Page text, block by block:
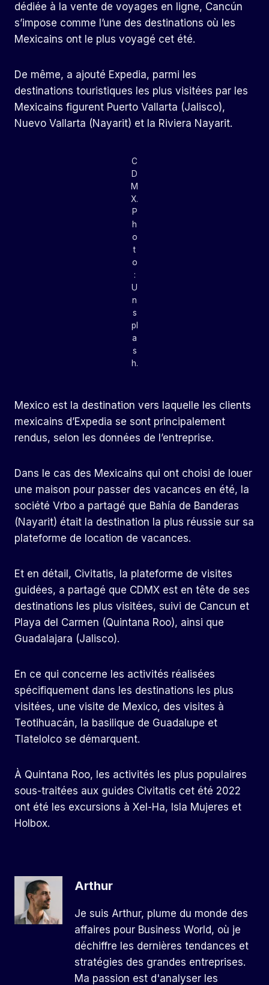
dédiée à la vente de voyages en ligne, Cancún
s’impose comme l’une des destinations où les
Mexicains ont le plus voyagé cet été.
De même, a ajouté Expedia, parmi les
destinations touristiques les plus visitées par les
Mexicains figurent Puerto Vallarta (Jalisco),
Nuevo Vallarta (Nayarit) et la Riviera Nayarit.
C
D
M
X.
P
h
o
t
o
:
U
n
s
pl
a
s
h.
Mexico est la destination vers laquelle les clients
mexicains d’Expedia se sont principalement
rendus, selon les données de l’entreprise.
Dans le cas des Mexicains qui ont choisi de louer
une maison pour passer des vacances en été, la
société Vrbo a partagé que Bahía de Banderas
(Nayarit) était la destination la plus réussie sur sa
plateforme de location de vacances.
Et en détail, Civitatis, la plateforme de visites
guidées, a partagé que CDMX est en tête de ses
destinations les plus visitées, suivi de Cancun et
Playa del Carmen (Quintana Roo), ainsi que
Guadalajara (Jalisco).
En ce qui concerne les activités réalisées
spécifiquement dans les destinations les plus
visitées, une visite de Mexico, des visites à
Teotihuacán, la basilique de Guadalupe et
Tlatelolco se démarquent.
À Quintana Roo, les activités les plus populaires
sous-traitées aux guides Civitatis cet été 2022
ont été les excursions à Xel-Ha, Isla Mujeres et
Holbox.
Arthur
Je suis Arthur, plume du monde des
affaires pour Business World, où je
déchiffre les dernières tendances et
stratégies des grandes entreprises.
Ma passion est d'analyser les